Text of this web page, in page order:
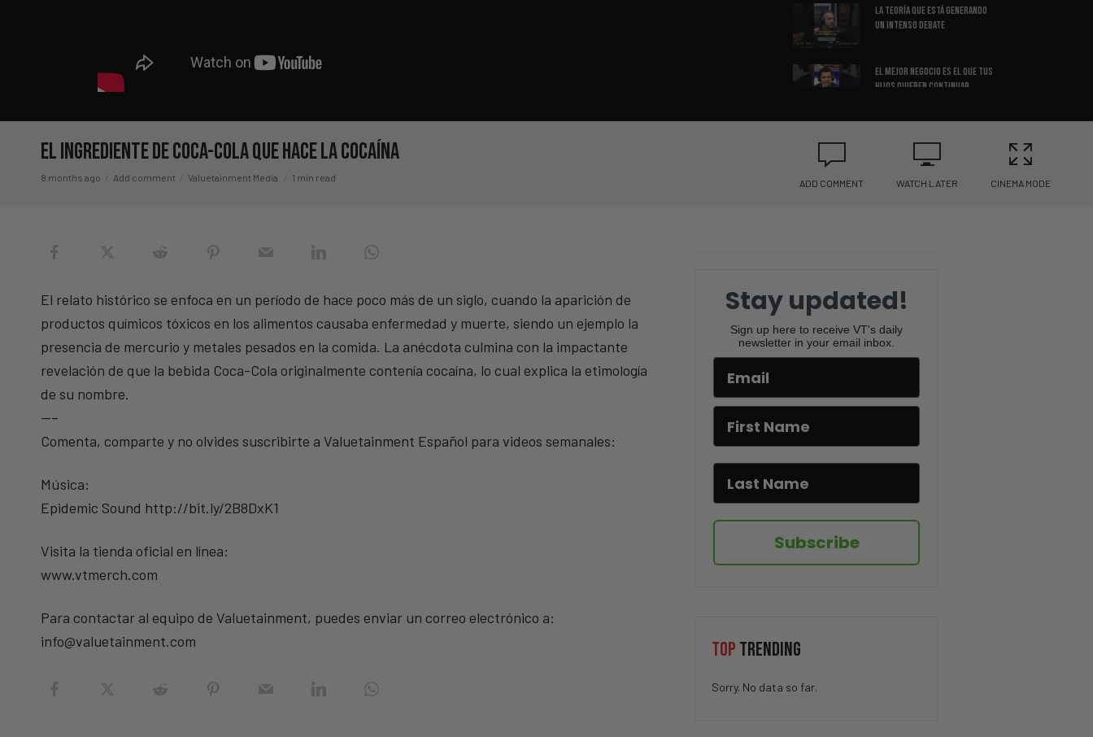
La Teoría Que Está Generando
Un Intenso Debate
El Mejor Negocio Es El Que Tus
Hijos Quieren Continuar
Construcción en EE. UU.
Países NO Otorgan Ciudadanía
por Nacimiento?
La Diferencia Entre Un
Controlan Estos Drones
El Ingrediente De Coca-Cola Que Hace La Cocaína
8 months ago Add comment Valuetainment Media 1 min read ADD COMMENT WATCH LATER CINEMA MODE
El relato histórico se enfoca en un período de hace poco más de un siglo, cuando la aparición de
productos químicos tóxicos en los alimentos causaba enfermedad y muerte, siendo un ejemplo la
presencia de mercurio y metales pesados en la comida. La anécdota culmina con la impactante
revelación de que la bebida Coca-Cola originalmente contenía cocaína, lo cual explica la etimología
de su nombre.
—–
Comenta, comparte y no olvides suscribirte a Valuetainment Español para videos semanales:
Música:
Epidemic Sound http://bit.ly/2B8DxK1
Visita la tienda oficial en línea:
www.vtmerch.com
Para contactar al equipo de Valuetainment, puedes enviar un correo electrónico a:
info@valuetainment.com
Stay updated!
Sign up here to receive VT's daily
newsletter in your email inbox.
Subscribe
TOP TRENDING
Sorry. No data so far.